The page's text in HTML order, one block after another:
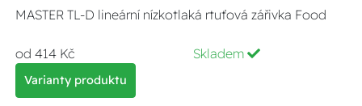
MASTER TL-D lineární nízkotlaká rtuťová zářivka Food
od 414 Kč Skladem
Varianty produktu